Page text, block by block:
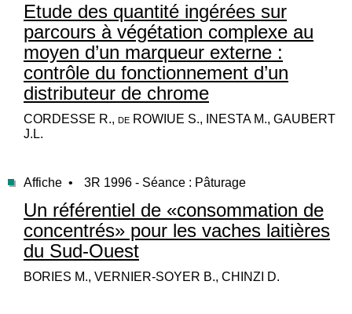
Etude des quantité ingérées sur
parcours à végétation complexe au
moyen d’un marqueur externe :
contrôle du fonctionnement d’un
distributeur de chrome
CORDESSE R., de ROWIUE S., INESTA M., GAUBERT
J.L.
Affiche • 3R 1996 - Séance : Pâturage
Un référentiel de «consommation de
concentrés» pour les vaches laitières
du Sud-Ouest
BORIES M., VERNIER-SOYER B., CHINZI D.